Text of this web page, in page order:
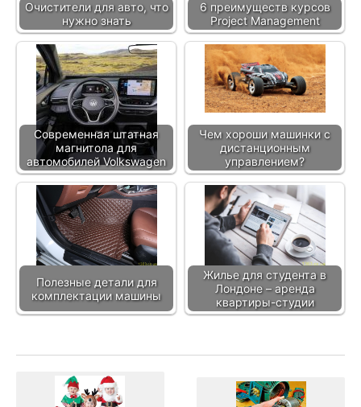
Очистители для авто, что
нужно знать
6 преимуществ курсов
Project Management
Современная штатная
магнитола для
автомобилей Volkswagen
Чем хороши машинки с
дистанционным
управлением?
Полезные детали для
комплектации машины
Жилье для студента в
Лондоне – аренда
квартиры-студии